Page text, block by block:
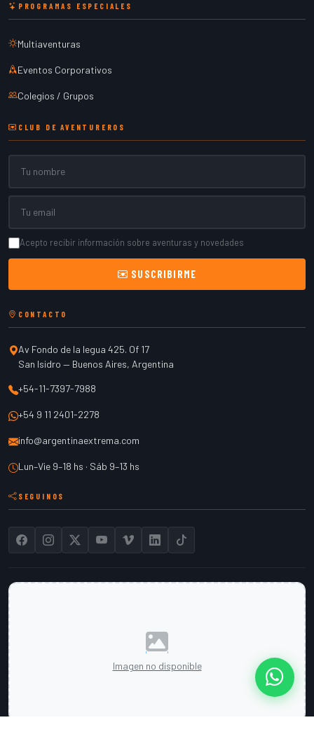
PROGRAMAS ESPECIALES
Multiaventuras
Eventos Corporativos
Colegios / Grupos
CLUB DE AVENTUREROS
Acepto recibir información sobre aventuras y novedades
SUSCRIBIRME
CONTACTO
Av Fondo de la legua 425. Of 17
San Isidro — Buenos Aires, Argentina
+54-11-7397-7988
+54 9 11 2401-2278
info@argentinaextrema.com
Lun–Vie 9–18 hs · Sáb 9–13 hs
SEGUINOS
Imagen no disponible